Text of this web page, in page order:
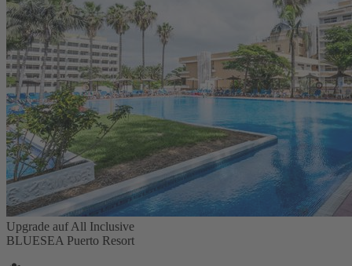
Upgrade auf All Inclusive
BLUESEA Puerto Resort